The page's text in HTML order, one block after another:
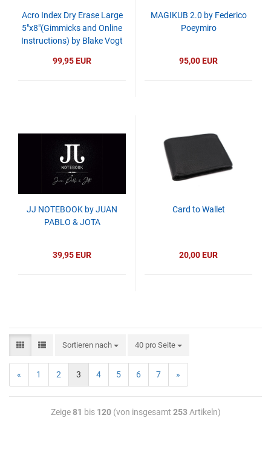
Acro Index Dry Erase Large
5"x8"(Gimmicks and Online
Instructions) by Blake Vogt
99,95 EUR
MAGIKUB 2.0 by Federico
Poeymiro
95,00 EUR
JJ NOTEBOOK by JUAN
PABLO & JOTA
39,95 EUR
Card to Wallet
20,00 EUR
Sortieren nach 40 pro Seite
« 1 2 3 4 5 6 7 »
Zeige81 bis 120(von insgesamt 253Artikeln)